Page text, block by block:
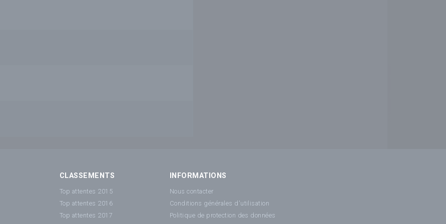
CLASSEMENTS
Top attentes 2015
Top attentes 2016
Top attentes 2017
INFORMATIONS
Nous contacter
Conditions générales d'utilisation
Politique de protection des données